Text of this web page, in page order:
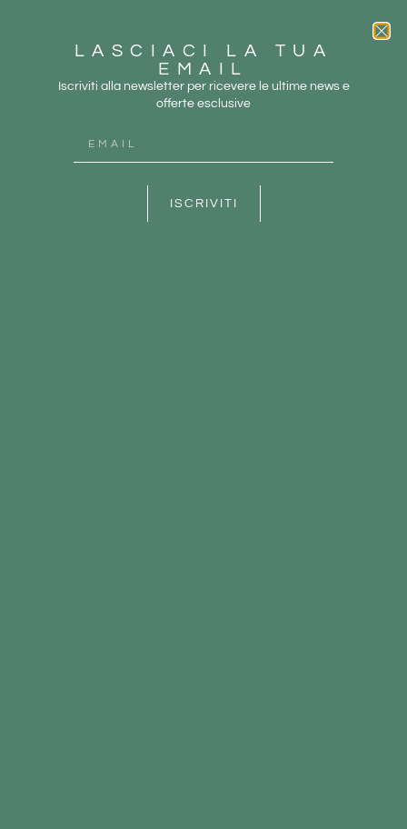
LASCIACI LA TUA
EMAIL
Iscriviti alla newsletter per ricevere le ultime news e
offerte esclusive
ISCRIVITI